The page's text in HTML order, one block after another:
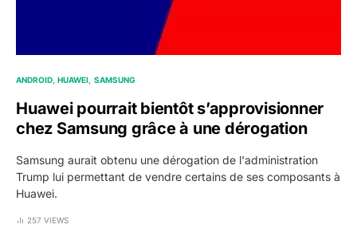
ANDROID HUAWEI SAMSUNG
Huawei pourrait bientôt s’approvisionner
chez Samsung grâce à une dérogation
Samsung aurait obtenu une dérogation de l'administration
Trump lui permettant de vendre certains de ses composants à
Huawei.
257 VIEWS